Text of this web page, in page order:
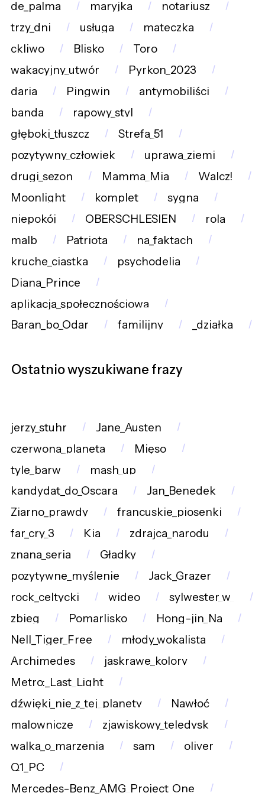
de_palma
maryjka
notariusz
trzy_dni
usługa
mateczka
ckliwo
Blisko
Toro
wakacyjny_utwór
Pyrkon_2023
daria
Pingwin
antymobiliści
banda
rapowy_styl
głęboki_tłuszcz
Strefa_51
pozytywny_człowiek
uprawa_ziemi
drugi_sezon
Mamma_Mia
Walcz!
Moonlight
komplet
sygna
niepokój
OBERSCHLESIEN
rola
malb
Patriota
na_faktach
kruche_ciastka
psychodelia
Diana_Prince
aplikacja_społecznościowa
Baran_bo_Odar
familijny _działka
Ostatnio wyszukiwane frazy
jerzy_stuhr
Jane_Austen
czerwona_planeta
Mięso
tyle_barw
mash_up
kandydat_do_Oscara
Jan_Benedek
Ziarno_prawdy
francuskie_piosenki
far_cry_3
Kia
zdrajca_narodu
znana_seria
Gładky
pozytywne_myślenie
Jack_Grazer
rock_celtycki
wideo
sylwester_w_
zbieg
Pomarlisko
Hong-jin_Na
Nell_Tiger_Free
młody_wokalista
Archimedes
jaskrawe_kolory
Metro:_Last_Light
dźwięki_nie_z_tej_planety
Nawłoć
malownicze
zjawiskowy_teledysk
walka_o_marzenia
sam
oliver
Q1_PC
Mercedes-Benz_AMG_Project_One